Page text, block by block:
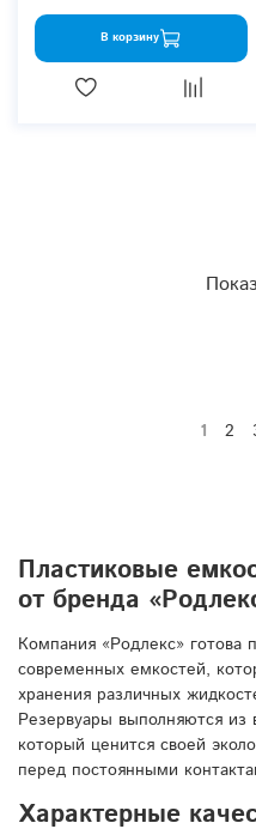
В корзину
1 2
Пластиковые
от бренда
Компания «Родлекс»
современных емкостей,
хранения различных
Резервуары выполняются из
который ценится своей
перед постоянными
Характерные